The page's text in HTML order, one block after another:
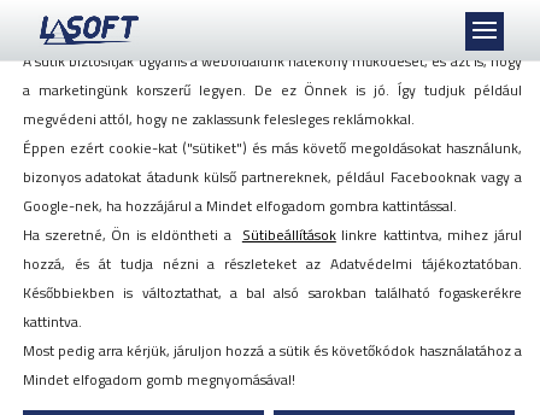
A munkaadók is emelnék a
vasárnapi bérpótlékot – írja az
index.hu
2016. április 29.
Mi szeretjük a sütiket, akkor is, ha azok követnek minket!
A sütik biztosítják ugyanis a weboldalunk hatékony működését, és azt is, hogy
a marketingünk korszerű legyen. De ez Önnek is jó. Így tudjuk például
megvédeni attól, hogy ne zaklassunk felesleges reklámokkal.
Éppen ezért cookie-kat ("sütiket") és más követő megoldásokat használunk,
bizonyos adatokat átadunk külső partnereknek, például Facebooknak vagy a
Google-nek, ha hozzájárul a Mindet elfogadom gombra kattintással.
Ha szeretné, Ön is eldöntheti a Sütibeállításoklinkre kattintva, mihez járul
hozzá, és át tudja nézni a részleteket az Adatvédelmi tájékoztatóban.
Későbbiekben is változtathat, a bal alsó sarokban található fogaskerékre
kattintva.
Most pedig arra kérjük, járuljon hozzá a sütik és követőkódok használatához a
Mindet elfogadom gomb megnyomásával!